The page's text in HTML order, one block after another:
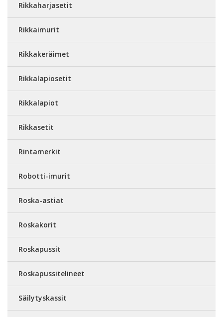
Rikkaharjasetit
Rikkaimurit
Rikkakeräimet
Rikkalapiosetit
Rikkalapiot
Rikkasetit
Rintamerkit
Robotti-imurit
Roska-astiat
Roskakorit
Roskapussit
Roskapussitelineet
Säilytyskassit